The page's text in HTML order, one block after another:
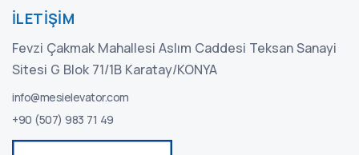
İLETIŞIM
Fevzi Çakmak Mahallesi Aslım Caddesi Teksan Sanayi
Sitesi G Blok 71/1B Karatay/KONYA
info@mesielevator.com
+90 (507) 983 71 49